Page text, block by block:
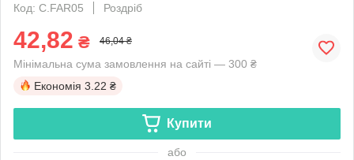
Код: C.FAR05
Роздріб
42,82 ₴ 46,04 ₴
Мінімальна сума замовлення на сайті — 300 ₴
Економія 3.22 ₴
Купити
або